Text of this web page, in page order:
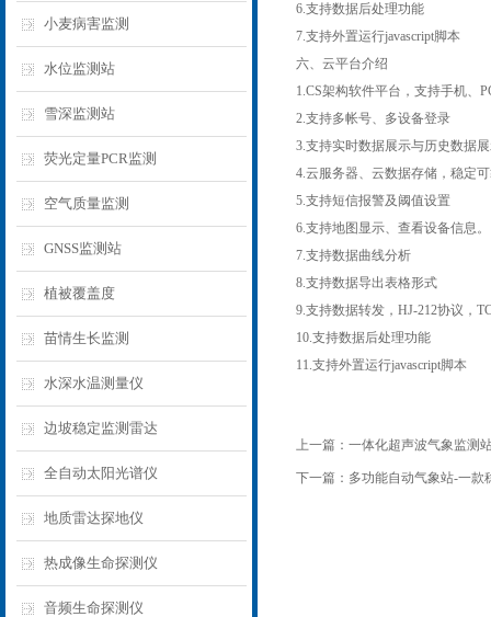
小麦病害监测
水位监测站
雪深监测站
荧光定量PCR监测
空气质量监测
GNSS监测站
植被覆盖度
苗情生长监测
水深水温测量仪
边坡稳定监测雷达
全自动太阳光谱仪
地质雷达探地仪
热成像生命探测仪
音频生命探测仪
6.支持数据后处理功能
7.支持外置运行javascript脚本
六、云平台介绍
1.CS架构软件平台，支持手机、
2.支持多帐号、多设备登录
3.支持实时数据展示与历史数据
4.云服务器、云数据存储，稳定
5.支持短信报警及阈值设置
6.支持地图显示、查看设备信息。
7.支持数据曲线分析
8.支持数据导出表格形式
9.支持数据转发，HJ-212协议，
10.支持数据后处理功能
11.支持外置运行javascript脚本
上一篇： 一体化超声波气象监测
下一篇： 多功能自动气象站-一款